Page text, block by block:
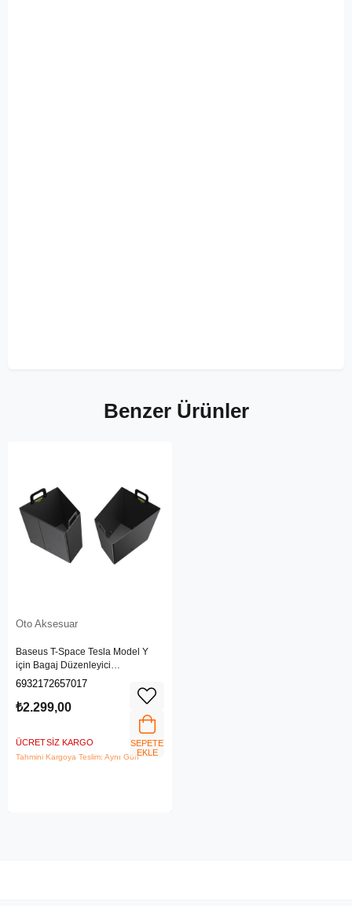
Benzer Ürünler
Oto Aksesuar
Baseus T-Space Tesla Model Y
için Bagaj Düzenleyici
C20251304111-00
6932172657017
₺2.299,00
ÜCRETSIZ KARGO
Tahmini Kargoya Teslim: Aynı Gün
SEPETE
EKLE